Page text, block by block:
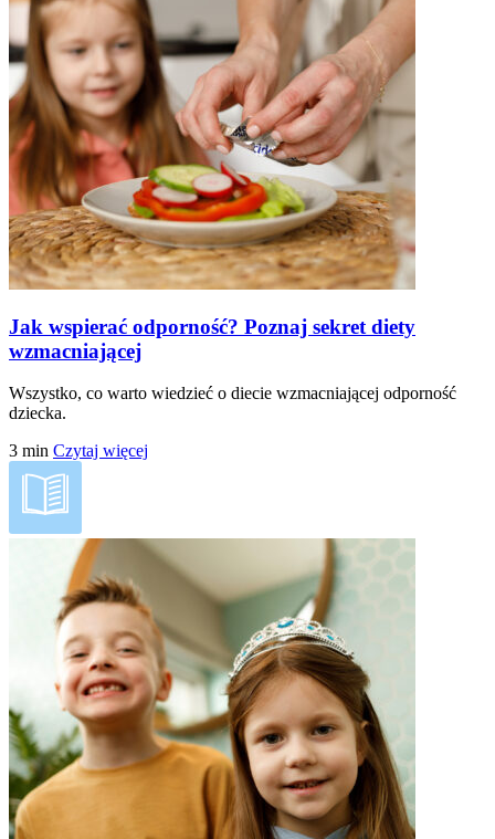
Jak wspierać odporność? Poznaj sekret diety
wzmacniającej
Wszystko, co warto wiedzieć o diecie wzmacniającej odporność
dziecka.
3 min Czytaj więcej